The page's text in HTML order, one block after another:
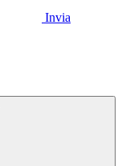
Invia